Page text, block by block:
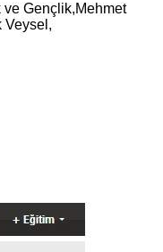
ve Gençlik,Mehmet
Veysel,